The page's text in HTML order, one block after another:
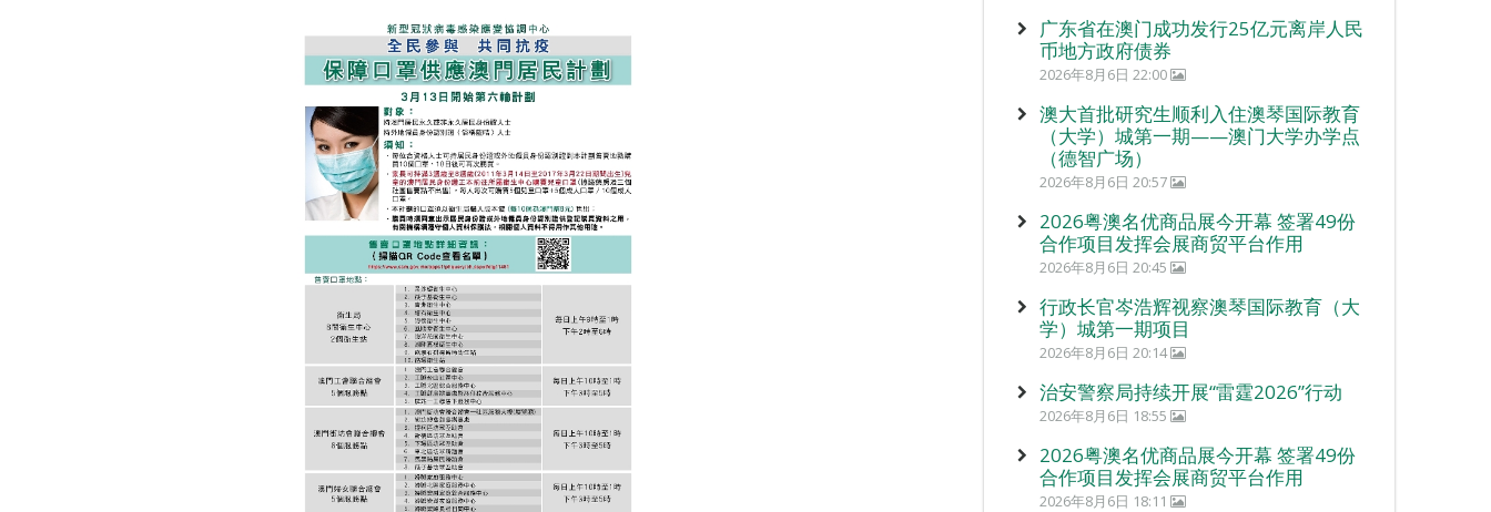
广东省在澳门成功发行25亿元离岸人民
币地方政府债券
2026年8月6日 22:00
澳大首批研究生顺利入住澳琴国际教育
（大学）城第一期——澳门大学办学点
（德智广场）
2026年8月6日 20:57
2026粤澳名优商品展今开幕 签署49份
合作项目发挥会展商贸平台作用
2026年8月6日 20:45
行政长官岑浩辉视察澳琴国际教育（大
学）城第一期项目
2026年8月6日 20:14
治安警察局持续开展“雷霆2026”行动
2026年8月6日 18:55
2026粤澳名优商品展今开幕 签署49份
合作项目发挥会展商贸平台作用
2026年8月6日 18:11